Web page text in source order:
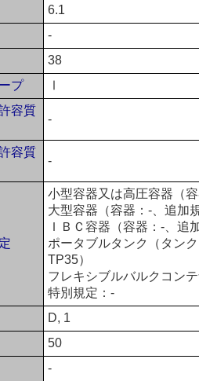
6.1
-
38
プ
Ⅰ
容質
-
容質
-
小型容器又は高圧容器（
大型容器（容器：-、追加
ＩＢＣ容器（容器：-、追
ポータブルタンク（タン
TP35）
フレキシブルバルクコン
特別規定：-
D, 1
50
-